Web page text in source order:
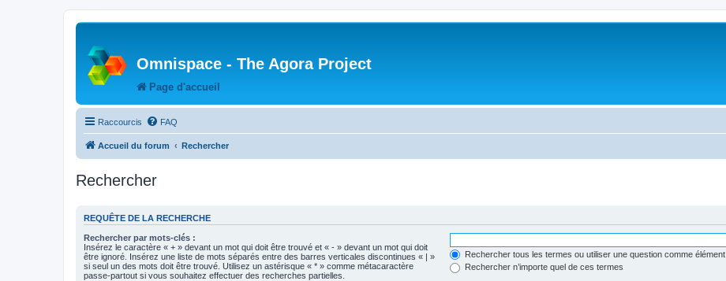
Omnispace - The Agora Project
Page d'accueil
Raccourcis FAQ
Accueil du forum Rechercher
Rechercher
REQUÊTE DE LA RECHERCHE
Rechercher par mots-clés :
Insérez le caractère « + » devant un mot qui doit être trouvé et « - » devant un mot qui doit
être ignoré. Insérez une liste de mots séparés entre des barres verticales discontinues « | »
si seul un des mots doit être trouvé. Utilisez un astérisque « * » comme métacaractère
passe-partout si vous souhaitez effectuer des recherches partielles.
Rechercher tous les termes ou utiliser une question comme élément
Rechercher n’importe quel de ces termes